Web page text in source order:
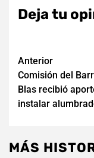
Deja tu
de
Anterior
Comisión del
Blas recibió
instalar
MÁS